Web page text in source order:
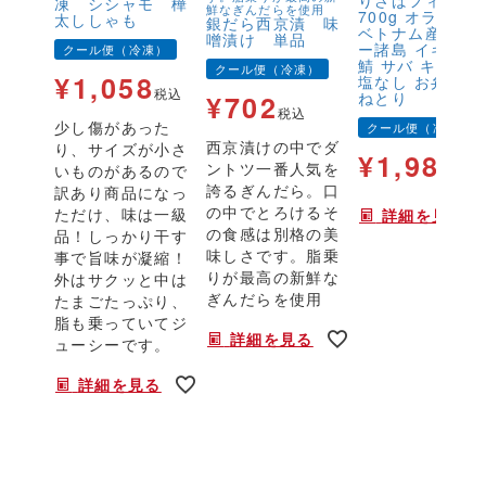
太ししゃも
クール便（冷凍）
¥1,058税込
少し傷があった
り、サイズが小さ
いものがあるので
訳あり商品になっ
ただけ、味は一級
品！しっかり干す
事で旨味が凝縮！
外はサクッと中は
たまごたっぷり、
脂も乗っていてジ
ューシーです。
詳細を見る
鮮なぎんだらを使用
銀だら西京漬 味
噌漬け 単品
クール便（冷凍）
¥702税込
西京漬けの中でダ
ントツ一番人気を
誇るぎんだら。口
の中でとろけるそ
の食感は別格の美
味しさです。脂乗
りが最高の新鮮な
ぎんだらを使用
詳細を見る
700g オランダ
ベトナム産 フェ
ー諸島 イギリス
鯖 サバ キズ有
塩なし お弁当 ほ
ねとり
クール便（冷凍）
¥1,980
詳細を見る